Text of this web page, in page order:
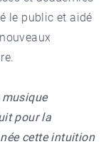
le public et aidé
pour la
cette intuition